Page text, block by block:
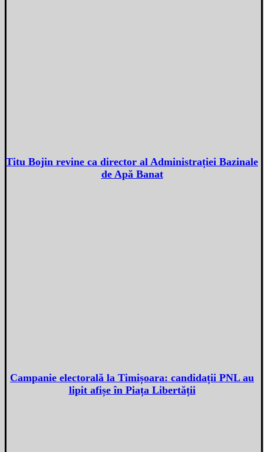
Titu Bojin revine ca director al Administrației Bazinale
de Apă Banat
Campanie electorală la Timișoara: candidații PNL au
lipit afișe în Piața Libertății